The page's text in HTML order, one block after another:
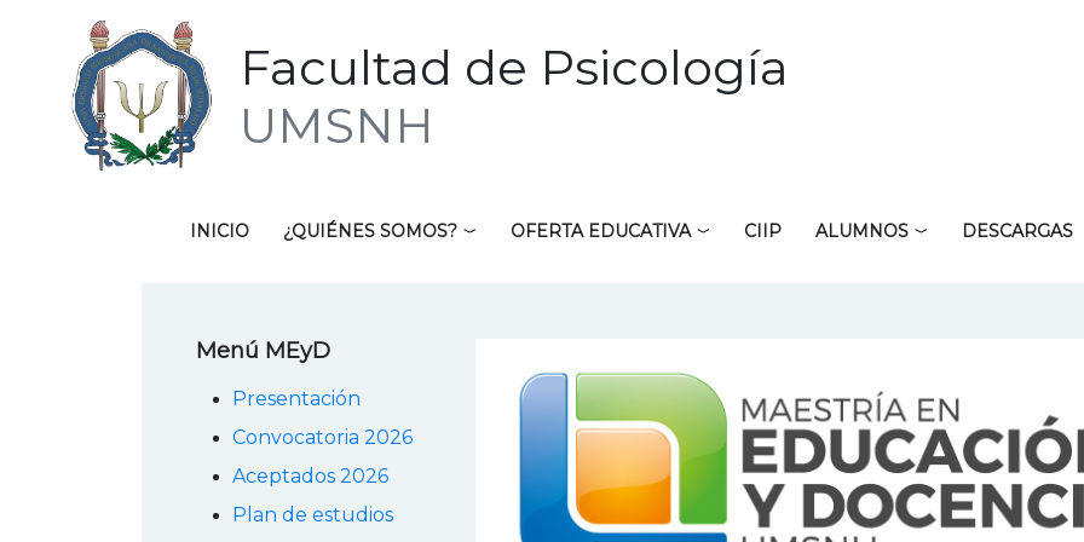
Facultad de Psicología
UMSNH
INICIO ¿QUIÉNES SOMOS? OFERTA EDUCATIVA CIIP ALUMNOS DESCARGAS
Menú MEyD
Presentación
Convocatoria 2026
Aceptados 2026
Plan de estudios